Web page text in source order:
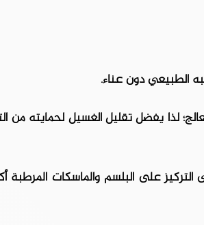
لذا يفضل تقليل الغسيل لحمايته من
على البلسم والماسكات المرطبة